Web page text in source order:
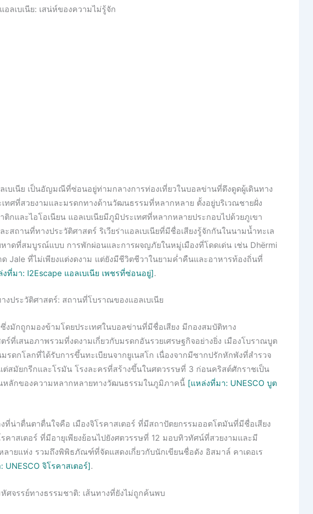
อลเบเนีย: เสน่ห์ของความไม่รู้จัก
เบเนีย เป็นอัญมณีที่ซ่อนอยู่ท่ามกลางการท่องเที่ยวในบอลข่านที่ดึงดูดผู้เดินทาง
ทศที่สวยงามและมรดกทางด้านวัฒนธรรมที่หลากหลาย ตั้งอยู่บริเวณชายฝั่ง
ติกและไอโอเนียน แอลเบเนียมีภูมิประเทศที่หลากหลายประกอบไปด้วยภูเขา
ะสถานที่ทางประวัติศาสตร์ ริเวียร่าแอลเบเนียที่มีชื่อเสียงรู้จักกันในนามน้ำทะเล
าดที่สมบูรณ์แบบ การพักผ่อนและการผจญภัยในหมู่เมืองที่โดดเด่น เช่น Dhërmi
Jale ที่ไม่เพียงแต่งดงาม แต่ยังมีชีวิตชีวาในยามค่ำคืนและอาหารท้องถิ่นที่
ที่มา: I2Escape แอลเบเนีย เพชรที่ซ่อนอยู่].
งประวัติศาสตร์: สถานที่โบราณของแอลเบเนีย
ซึ่งมักถูกมองข้ามโดยประเทศในบอลข่านที่มีชื่อเสียง มีกองสมบัติทาง
ร์ที่เสนอภาพรวมที่งดงามเกี่ยวกับมรดกอันรวยเศรษฐกิจอย่างยิ่ง เมืองโบราณบูต
รดกโลกที่ได้รับการขึ้นทะเบียนจากยูเนสโก เนื่องจากมีซากปรักหักพังที่สำรวจ
ต่สมัยกรีกและโรมัน โรงละครที่สร้างขึ้นในศตวรรษที่ 3 ก่อนคริสต์ศักราชเป็น
หลักของความหลากหลายทางวัฒนธรรมในภูมิภาคนี้ [แหล่งที่มา: UNESCO บูต
ที่น่าตื่นตาตื่นใจคือ เมืองจิโรคาสเตอร์ ที่มีสถาปัตยกรรมออตโตมันที่มีชื่อเสียง
คาสเตอร์ ที่มีอายุเพียงย้อนไปยังศตวรรษที่ 12 มอบทิวทัศน์ที่สวยงามและมี
ยแห่ง รวมถึงพิพิธภัณฑ์ที่จัดแสดงเกี่ยวกับนักเขียนชื่อดัง อิสมาล์ คาเดอเร
UNESCO จิโรคาสเตอร์].
ศจรรย์ทางธรรมชาติ: เส้นทางที่ยังไม่ถูกค้นพบ